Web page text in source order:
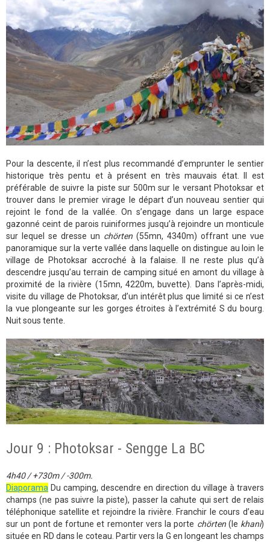
Pour la descente, il n’est plus recommandé d’emprunter le sentier
historique très pentu et à présent en très mauvais état. Il est
préférable de suivre la piste sur 500m sur le versant Photoksar et
trouver dans le premier virage le départ d’un nouveau sentier qui
rejoint le fond de la vallée. On s’engage dans un large espace
gazonné ceint de parois ruiniformes jusqu’à rejoindre un monticule
sur lequel se dresse un chörten (55mn, 4340m) offrant une vue
panoramique sur la verte vallée dans laquelle on distingue au loin le
village de Photoksar accroché à la falaise. Il ne reste plus qu’à
descendre jusqu’au terrain de camping situé en amont du village à
proximité de la rivière (15mn, 4220m, buvette). Dans l’après-midi,
visite du village de Photoksar, d’un intérêt plus que limité si ce n’est
la vue plongeante sur les gorges étroites à l’extrémité S du bourg.
Nuit sous tente.
Jour 9 : Photoksar - Sengge La BC
4h40 / +730m / -300m.
Diaporama Du camping, descendre en direction du village à travers
champs (ne pas suivre la piste), passer la cahute qui sert de relais
téléphonique satellite et rejoindre la rivière. Franchir le cours d’eau
sur un pont de fortune et remonter vers la porte chörten(le khani)
située en RD dans le coteau. Partir vers la G en longeant les champs